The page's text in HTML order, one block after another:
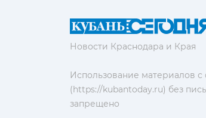
Новости Краснодара и Края
Использование материалов с
(https://kubantoday.ru) без
запрещено